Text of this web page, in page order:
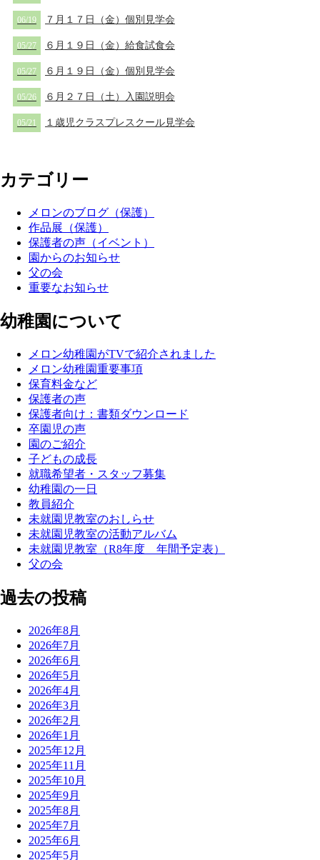
06/19 ７月１７日（金）個別見学会
05/27 ６月１９日（金）給食試食会
05/27 ６月１９日（金）個別見学会
05/26 ６月２７日（土）入園説明会
05/21 １歳児クラスプレスクール見学会
カテゴリー
メロンのブログ（保護）
作品展（保護）
保護者の声（イベント）
園からのお知らせ
父の会
重要なお知らせ
幼稚園について
メロン幼稚園がTVで紹介されました
メロン幼稚園重要事項
保育料金など
保護者の声
保護者向け：書類ダウンロード
卒園児の声
園のご紹介
子どもの成長
就職希望者・スタッフ募集
幼稚園の一日
教員紹介
未就園児教室のおしらせ
未就園児教室の活動アルバム
未就園児教室（R8年度 年間予定表）
父の会
過去の投稿
2026年8月
2026年7月
2026年6月
2026年5月
2026年4月
2026年3月
2026年2月
2026年1月
2025年12月
2025年11月
2025年10月
2025年9月
2025年8月
2025年7月
2025年6月
2025年5月